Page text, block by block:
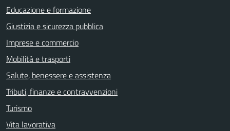
Educazione e formazione
Giustizia e sicurezza pubblica
Imprese e commercio
Mobilità e trasporti
Salute, benessere e assistenza
Tributi, finanze e contravvenzioni
Turismo
Vita lavorativa